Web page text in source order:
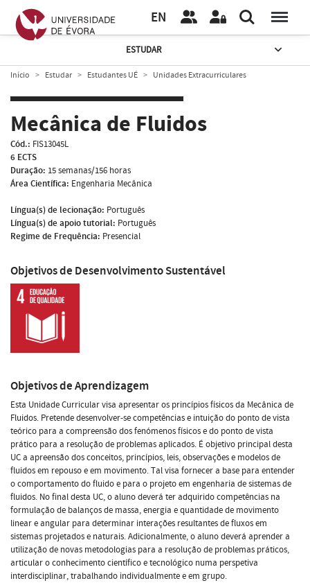
EN
ESTUDAR
Início Estudar Estudantes UÉ Unidades Extracurriculares
Mecânica de Fluidos
Cód.: FIS13045L
6 ECTS
Duração: 15 semanas/156 horas
Área Científica: Engenharia Mecânica
Língua(s) de lecionação: Português
Língua(s) de apoio tutorial: Português
Regime de Frequência: Presencial
Objetivos de Desenvolvimento Sustentável
Objetivos de Aprendizagem
Esta Unidade Curricular visa apresentar os princípios físicos da Mecânica de
Fluidos. Pretende desenvolver-se competências e intuição do ponto de vista
teórico para a compreensão dos fenómenos físicos e do ponto de vista
prático para a resolução de problemas aplicados. É objetivo principal desta
UC a apreensão dos conceitos, princípios, leis, observações e modelos de
fluidos em repouso e em movimento. Tal visa fornecer a base para entender
o comportamento do fluido e para o projeto em engenharia de sistemas de
fluidos. No final desta UC, o aluno deverá ter adquirido competências na
formulação de balanços de massa, energia e quantidade de movimento
linear e angular para determinar interações resultantes de fluxos em
sistemas projetados e naturais. Adicionalmente, o aluno deverá aprender a
utilização de novas metodologias para a resolução de problemas práticos,
articular o conhecimento científico e tecnológico numa perspetiva
interdisciplinar, trabalhando individualmente e em grupo.